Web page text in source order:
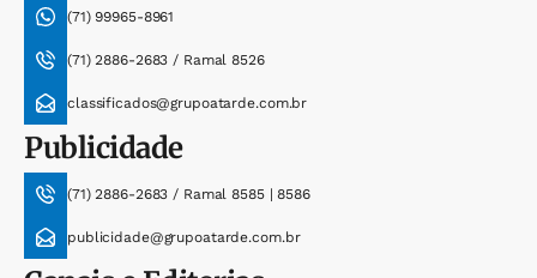
(71) 99965-8961
(71) 2886-2683 / Ramal 8526
classificados@grupoatarde.com.br
Publicidade
(71) 2886-2683 / Ramal 8585 | 8586
publicidade@grupoatarde.com.br